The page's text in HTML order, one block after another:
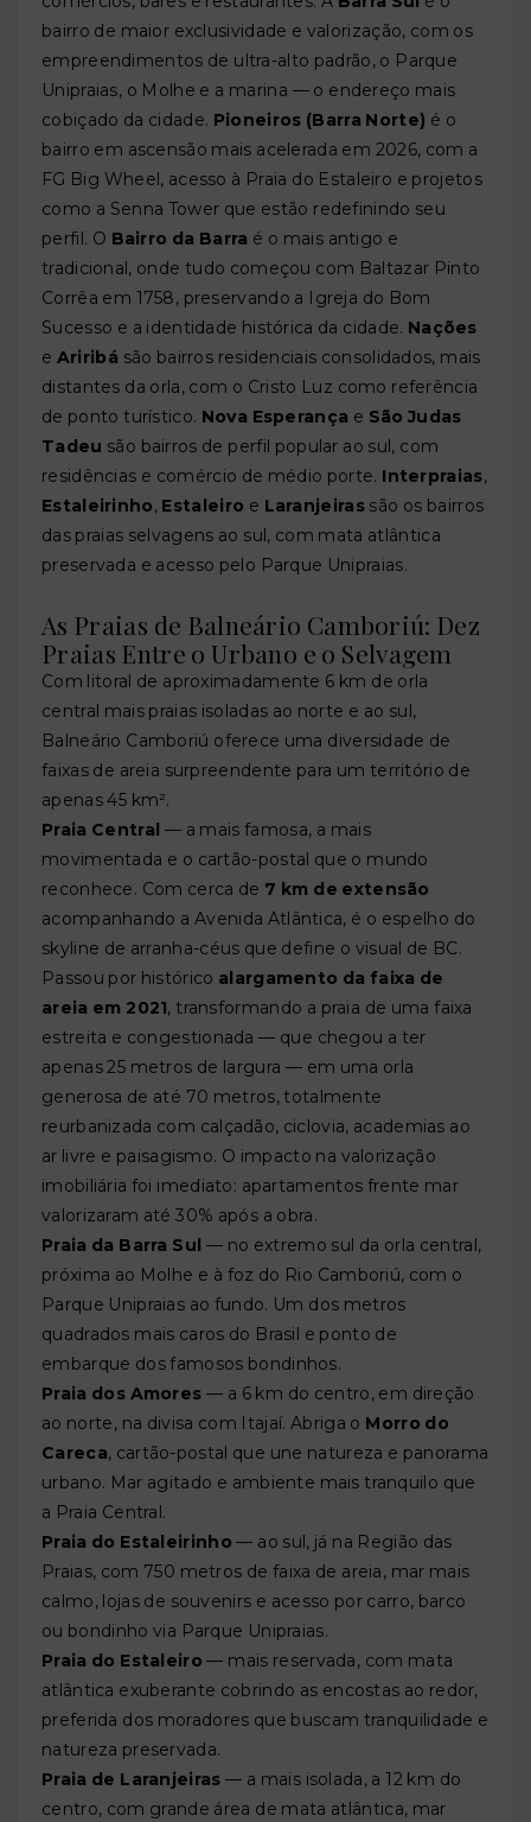
bairro de maior exclusividade e valorização, com os
empreendimentos de ultra-alto padrão, o Parque
Unipraias, o Molhe e a marina — o endereço mais
cobiçado da cidade. Pioneiros (Barra Norte) é o
bairro em ascensão mais acelerada em 2026, com a
FG Big Wheel, acesso à Praia do Estaleiro e projetos
como a Senna Tower que estão redefinindo seu
perfil. O Bairro da Barra é o mais antigo e
tradicional, onde tudo começou com Baltazar Pinto
Corrêa em 1758, preservando a Igreja do Bom
Sucesso e a identidade histórica da cidade. Nações
e Ariribá são bairros residenciais consolidados, mais
distantes da orla, com o Cristo Luz como referência
de ponto turístico. Nova Esperança e São Judas
Tadeu são bairros de perfil popular ao sul, com
residências e comércio de médio porte. Interpraias,
Estaleirinho, Estaleiro e Laranjeirassão os bairros
das praias selvagens ao sul, com mata atlântica
preservada e acesso pelo Parque Unipraias.
As Praias de Balneário Camboriú: Dez
Praias Entre o Urbano e o Selvagem
Com litoral de aproximadamente 6 km de orla
central mais praias isoladas ao norte e ao sul,
Balneário Camboriú oferece uma diversidade de
faixas de areia surpreendente para um território de
apenas 45 km².
Praia Central — a mais famosa, a mais
movimentada e o cartão-postal que o mundo
reconhece. Com cerca de 7 km de extensão
acompanhando a Avenida Atlântica, é o espelho do
skyline de arranha-céus que define o visual de BC.
Passou por histórico alargamento da faixa de
areia em 2021, transformando a praia de uma faixa
estreita e congestionada — que chegou a ter
apenas 25 metros de largura — em uma orla
generosa de até 70 metros, totalmente
reurbanizada com calçadão, ciclovia, academias ao
ar livre e paisagismo. O impacto na valorização
imobiliária foi imediato: apartamentos frente mar
valorizaram até 30% após a obra.
Praia da Barra Sul — no extremo sul da orla central,
próxima ao Molhe e à foz do Rio Camboriú, com o
Parque Unipraias ao fundo. Um dos metros
quadrados mais caros do Brasil e ponto de
embarque dos famosos bondinhos.
Praia dos Amores — a 6 km do centro, em direção
ao norte, na divisa com Itajaí. Abriga o Morro do
Careca, cartão-postal que une natureza e panorama
urbano. Mar agitado e ambiente mais tranquilo que
a Praia Central.
Praia do Estaleirinho — ao sul, já na Região das
Praias, com 750 metros de faixa de areia, mar mais
calmo, lojas de souvenirs e acesso por carro, barco
ou bondinho via Parque Unipraias.
Praia do Estaleiro — mais reservada, com mata
atlântica exuberante cobrindo as encostas ao redor,
preferida dos moradores que buscam tranquilidade e
natureza preservada.
Praia de Laranjeiras — a mais isolada, a 12 km do
centro, com grande área de mata atlântica, mar